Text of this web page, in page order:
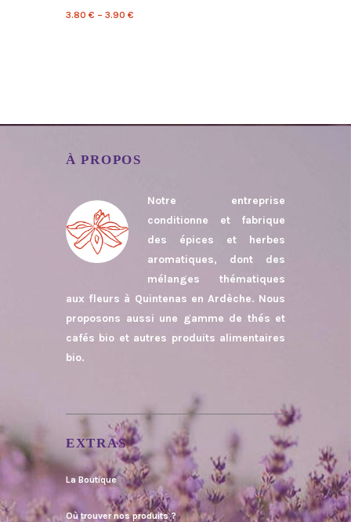
3.80 € – 3.90 €
À PROPOS
Notre entreprise
conditionne et fabrique
des épices et herbes
aromatiques, dont des
mélanges thématiques
aux fleurs à Quintenas en Ardèche. Nous
proposons aussi une gamme de thés et
cafés bio et autres produits alimentaires
bio.
EXTRAS
La Boutique
Où trouver nos produits ?